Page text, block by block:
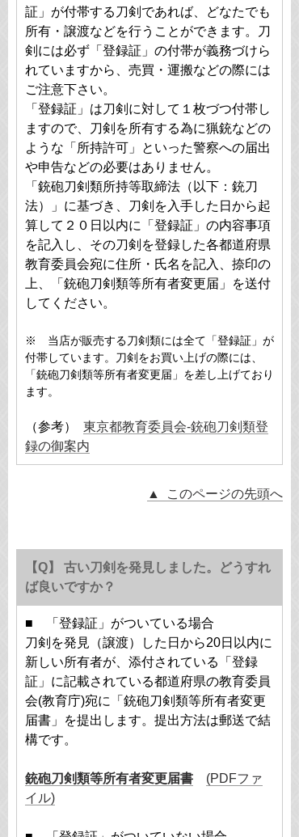
証」が付帯する刀剣であれば、どなたでも
所有・譲渡などを行うことができます。刀
剣には必ず「登録証」の付帯が義務づけら
れていますから、売買・運搬などの際には
ご注意下さい。
「登録証」は刀剣に対して１枚づつ付帯し
ますので、刀剣を所有する為に猟銃などの
ような「所持許可」といった警察への届出
や申告などの必要はありません。
「銃砲刀剣類所持等取締法（以下：銃刀
法）」に基づき、刀剣を入手した日から起
算して２０日以内に「登録証」の内容事項
を記入し、その刀剣を登録した各都道府県
教育委員会宛に住所・氏名を記入、捺印の
上、「銃砲刀剣類等所有者変更届」を送付
してください。
※ 当店が販売する刀剣類には全て「登録証」が
付帯しています。刀剣をお買い上げの際には、
「銃砲刀剣類等所有者変更届」を差し上げており
ます。
（参考） 東京都教育委員会-銃砲刀剣類登
録の御案内
▲ このページの先頭へ
【Q】 古い刀剣を発見しました。どうすれ
ば良いですか？
■ 「登録証」がついている場合
刀剣を発見（譲渡）した日から20日以内に
新しい所有者が、添付されている「登録
証」に記載されている都道府県の教育委員
会(教育庁)宛に「銃砲刀剣類等所有者変更
届書」を提出します。提出方法は郵送で結
構です。
銃砲刀剣類等所有者変更届書
(PDFファ
イル)